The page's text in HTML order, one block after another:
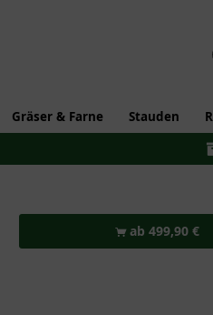
Gräser & Farne Stauden
ab 499,90 €